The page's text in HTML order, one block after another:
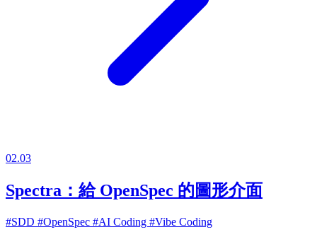
02.03
Spectra：給 OpenSpec 的圖形介面
#SDD #OpenSpec #AI Coding #Vibe Coding